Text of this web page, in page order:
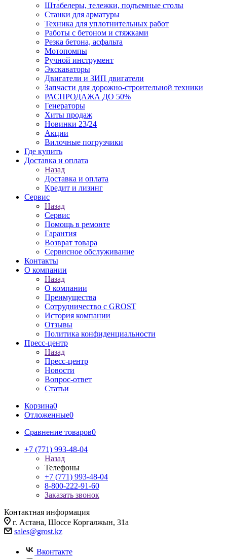
Штабелеры, тележки, подъемные столы
Станки для арматуры
Техника для уплотнительных работ
Работы с бетоном и стяжками
Резка бетона, асфальта
Мотопомпы
Ручной инструмент
Экскаваторы
Двигатели и ЗИП двигатели
Запчасти для дорожно-строительной техники
РАСПРОДАЖА ДО 50%
Генераторы
Хиты продаж
Новинки 23/24
Акции
Вилочные погрузчики
Где купить
Доставка и оплата
Назад
Доставка и оплата
Кредит и лизинг
Сервис
Назад
Сервис
Помощь в ремонте
Гарантия
Возврат товара
Сервисное обслуживание
Контакты
О компании
Назад
О компании
Преимущества
Сотрудничество с GROST
История компании
Отзывы
Политика конфиденциальности
Пресс-центр
Назад
Пресс-центр
Новости
Вопрос-ответ
Статьи
Корзина0
Отложенные0
Сравнение товаров0
+7 (771) 993-48-04
Назад
Телефоны
+7 (771) 993-48-04
8-800-222-91-60
Заказать звонок
Контактная информация
г. Астана, Шоссе Коргалжын, 31а
sales@grost.kz
Вконтакте